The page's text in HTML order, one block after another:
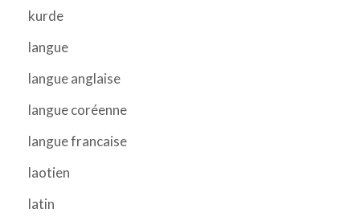
kurde
langue
langue anglaise
langue coréenne
langue francaise
laotien
latin